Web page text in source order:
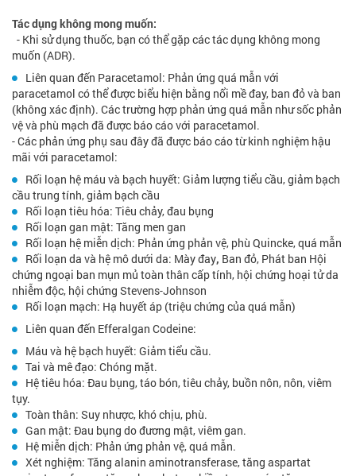
Tác dụng không mong muốn:
- Khi sử dụng thuốc, bạn có thể gặp các tác dụng không mong
muốn (ADR).
Liên quan đến Paracetamol: Phản ứng quá mẫn với
paracetamol có thể được biểu hiện bằng nổi mề đay, ban đỏ và ban
(không xác định). Các trường hợp phản ứng quá mẫn như sốc phản
vệ và phù mạch đã được báo cáo với paracetamol.
- Các phản ứng phụ sau đây đã được báo cáo từ kinh nghiệm hậu
mãi với paracetamol:
Rối loạn hệ máu và bạch huyết: Giảm lượng tiểu cầu, giảm bạch
cầu trung tính, giảm bạch cầu
Rối loạn tiêu hóa: Tiêu chảy, đau bụng
Rối loạn gan mật: Tăng men gan
Rối loạn hệ miễn dịch: Phản ứng phản vệ, phù Quincke, quá mẫn
Rối loạn da và hệ mô dưới da: Mày đay, Ban đỏ, Phát ban Hội
chứng ngoại ban mụn mủ toàn thân cấp tính, hội chứng hoại tử da
nhiễm độc, hội chứng Stevens-Johnson
Rối loạn mạch: Hạ huyết áp (triệu chứng của quá mẫn)
Liên quan đến Efferalgan Codeine:
Máu và hệ bạch huyết: Giảm tiểu cầu.
Tai và mê đạo: Chóng mặt.
Hệ tiêu hóa: Đau bụng, táo bón, tiêu chảy, buồn nôn, nôn, viêm
tụy.
Toàn thân: Suy nhược, khó chịu, phù.
Gan mật: Đau bụng do đương mật, viêm gan.
Hệ miễn dịch: Phản ứng phản vệ, quá mẫn.
Xét nghiệm: Tăng alanin aminotransferase, tăng aspartat